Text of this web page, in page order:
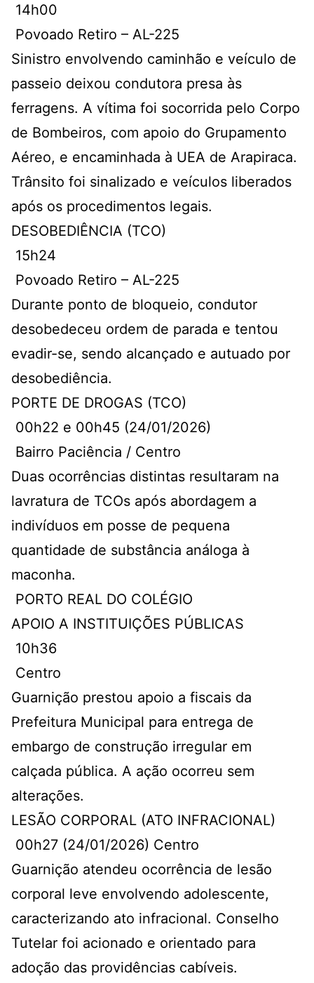
14h00
Povoado Retiro – AL-225
Sinistro envolvendo caminhão e veículo de
passeio deixou condutora presa às
ferragens. A vítima foi socorrida pelo Corpo
de Bombeiros, com apoio do Grupamento
Aéreo, e encaminhada à UEA de Arapiraca.
Trânsito foi sinalizado e veículos liberados
após os procedimentos legais.
DESOBEDIÊNCIA (TCO)
15h24
Povoado Retiro – AL-225
Durante ponto de bloqueio, condutor
desobedeceu ordem de parada e tentou
evadir-se, sendo alcançado e autuado por
desobediência.
PORTE DE DROGAS (TCO)
00h22 e 00h45 (24/01/2026)
Bairro Paciência / Centro
Duas ocorrências distintas resultaram na
lavratura de TCOs após abordagem a
indivíduos em posse de pequena
quantidade de substância análoga à
maconha.
PORTO REAL DO COLÉGIO
APOIO A INSTITUIÇÕES PÚBLICAS
10h36
Centro
Guarnição prestou apoio a fiscais da
Prefeitura Municipal para entrega de
embargo de construção irregular em
calçada pública. A ação ocorreu sem
alterações.
LESÃO CORPORAL (ATO INFRACIONAL)
00h27 (24/01/2026) Centro
Guarnição atendeu ocorrência de lesão
corporal leve envolvendo adolescente,
caracterizando ato infracional. Conselho
Tutelar foi acionado e orientado para
adoção das providências cabíveis.